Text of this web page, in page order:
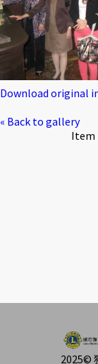
Download original
« Back to gallery
Item
2025©